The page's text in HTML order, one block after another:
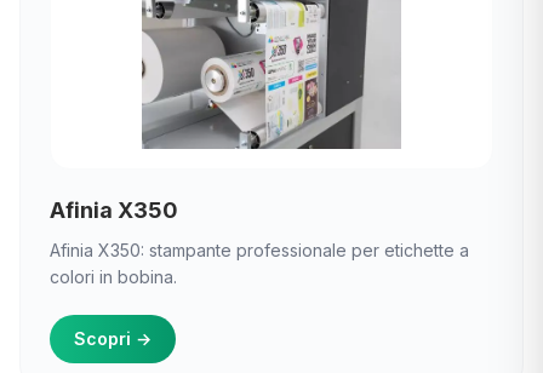
Afinia X350
Afinia X350: stampante professionale per etichette a
colori in bobina.
Scopri →